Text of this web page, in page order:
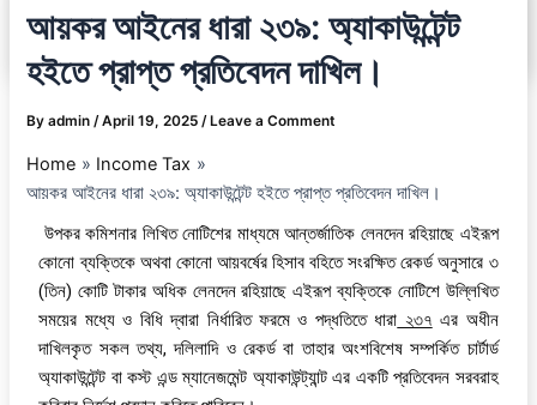
আয়কর আইনের ধারা ২৩৯: অ্যাকাউন্টেন্ট
হইতে প্রাপ্ত প্রতিবেদন দাখিল।
Byadmin /April 19, 2025 /Leave a Comment
Home
Income Tax
আয়কর আইনের ধারা ২৩৯: অ্যাকাউন্টেন্ট হইতে প্রাপ্ত প্রতিবেদন দাখিল।
উপকর কমিশনার লিখিত নোটিশের মাধ্যমে আন্তর্জাতিক লেনদেন রহিয়াছে এইরূপ
কোনো ব্যক্তিকে অথবা কোনো আয়বর্ষের হিসাব বহিতে সংরক্ষিত রেকর্ড অনুসারে ৩
(তিন) কোটি টাকার অধিক লেনদেন রহিয়াছে এইরূপ ব্যক্তিকে নোটিশে উল্লিখিত
সময়ের মধ্যে ও বিধি দ্বারা নির্ধারিত ফরমে ও পদ্ধতিতে ধারা ২৩৭ এর অধীন
দাখিলকৃত সকল তথ্য, দলিলাদি ও রেকর্ড বা তাহার অংশবিশেষ সম্পর্কিত চার্টার্ড
অ্যাকাউন্টেন্ট বা কস্ট এন্ড ম্যানেজমেন্ট অ্যাকাউন্ট্যান্ট এর একটি প্রতিবেদন সরবরাহ